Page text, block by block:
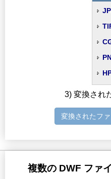
3) 変換され
変換されたフ
複数の DWF ファ